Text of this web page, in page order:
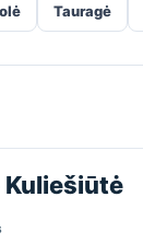
Tauragė
Kuliešiūtė